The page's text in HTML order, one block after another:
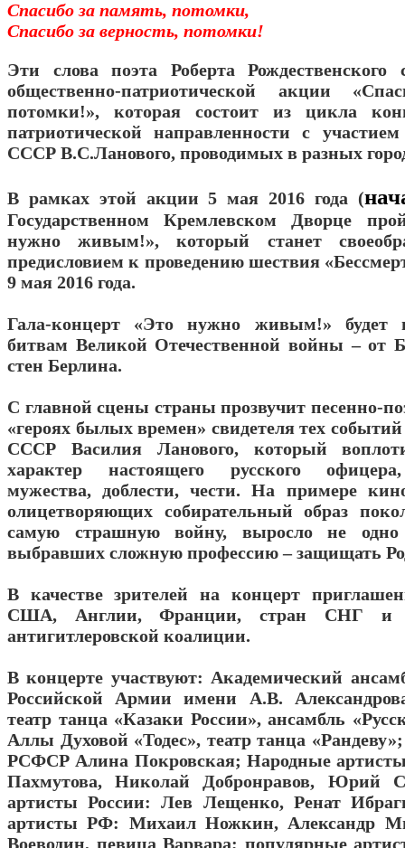
Спасибо за память, потомки,
Спасибо за верность, потомки!
Эти слова поэта Роберта Рождественского
общественно-патриотической акции
потомки!», которая состоит из цикла
патриотической направленности с
СССР В.С.Ланового, проводимых в разных
В рамках этой акции 5 мая 2016 года (
Государственном Кремлевском Дворце
нужно живым!», который станет
предисловием к проведению шествия
9 мая 2016 года.
Гала-концерт «Это нужно живым!» будет
битвам Великой Отечественной войны – от
стен Берлина.
С главной сцены страны прозвучит песенно-
«героях былых времен» свидетеля тех событий
СССР Василия Ланового, который
характер настоящего русского
мужества, доблести, чести. На примере
олицетворяющих собирательный образ
самую страшную войну, выросло не одно
выбравших сложную профессию – защищать
В качестве зрителей на концерт
США, Англии, Франции, стран СНГ и
антигитлеровской коалиции.
В концерте участвуют: Академический
Российской Армии имени А.В.
театр танца «Казаки России», ансамбль
Аллы Духовой «Тодес», театр танца
РСФСР Алина Покровская; Народные
Пахмутова, Николай Добронравов, Юрий
артисты России: Лев Лещенко, Ренат
артисты РФ: Михаил Ножкин, Александр
Воеводин, певица Варвара; популярные